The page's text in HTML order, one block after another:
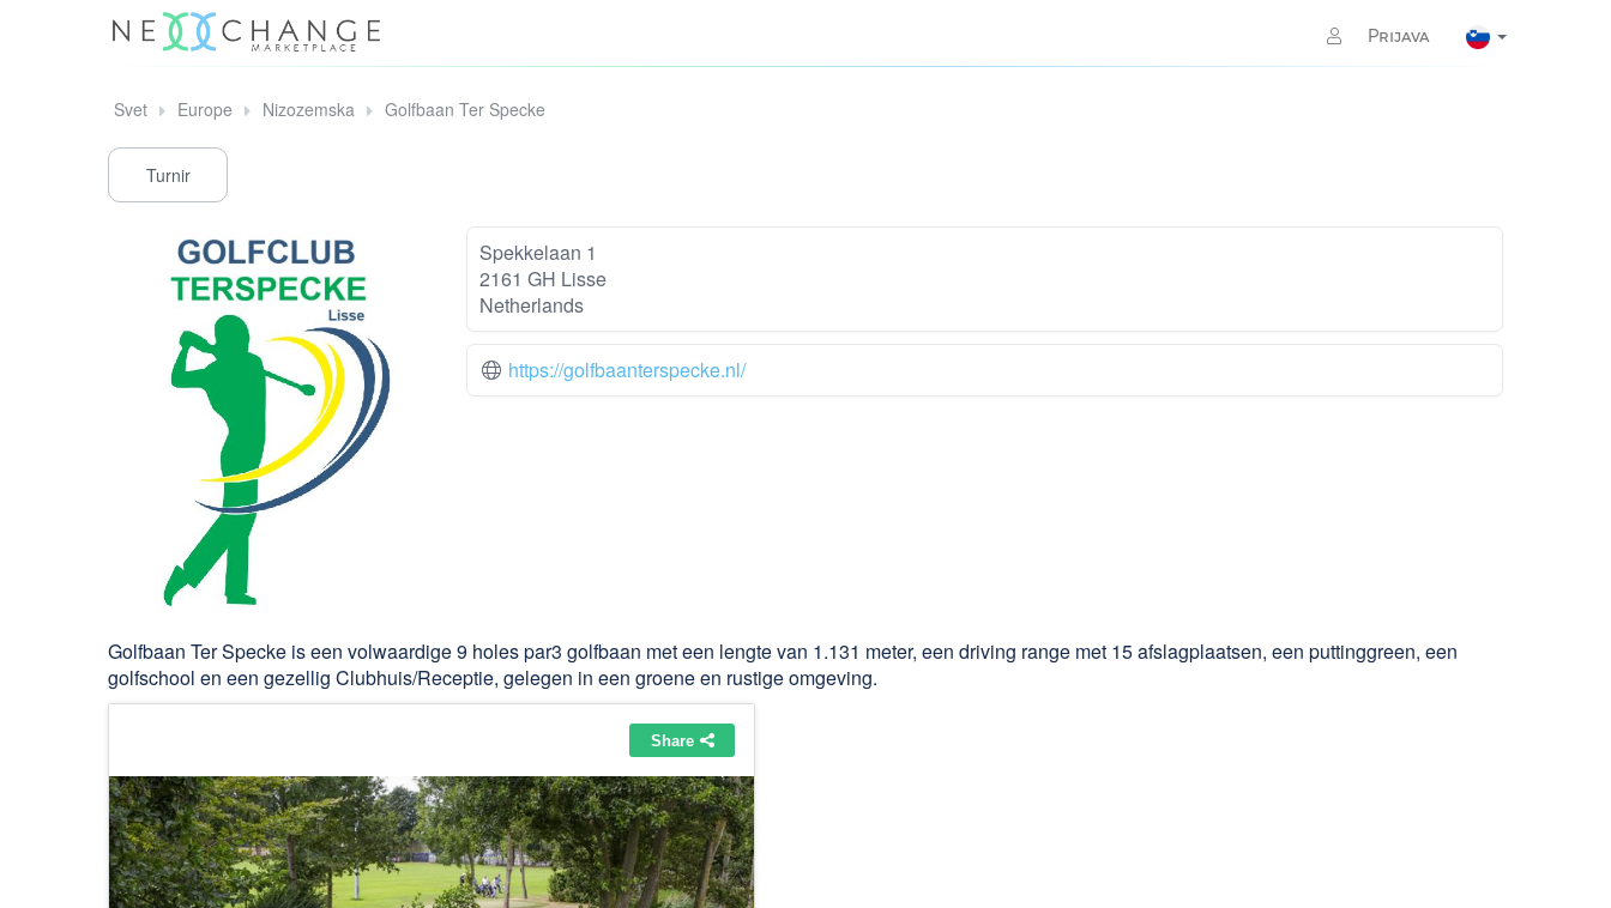
Prijava
Svet Europe Nizozemska Golfbaan Ter Specke
Turnir
Spekkelaan 1
2161 GH Lisse
Netherlands
https://golfbaanterspecke.nl/
Golfbaan Ter Specke is een volwaardige 9 holes par3 golfbaan met een lengte van 1.131 meter, een driving range met 15 afslagplaatsen, een puttinggreen, een
golfschool en een gezellig Clubhuis/Receptie, gelegen in een groene en rustige omgeving.